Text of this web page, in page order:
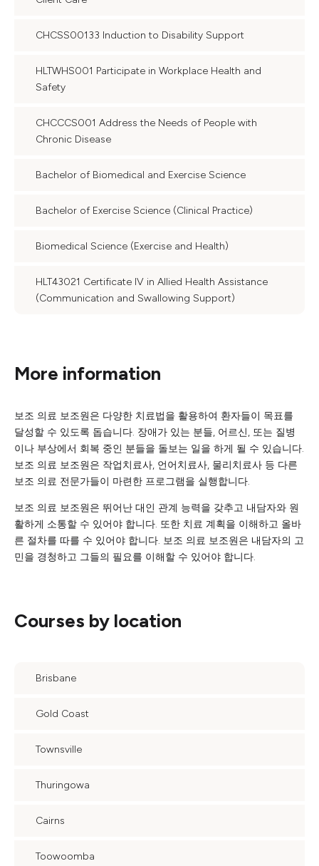
CHCSS00133 Induction to Disability Support
HLTWHS001 Participate in Workplace Health and
Safety
CHCCCS001 Address the Needs of People with
Chronic Disease
Bachelor of Biomedical and Exercise Science
Bachelor of Exercise Science (Clinical Practice)
Biomedical Science (Exercise and Health)
HLT43021 Certificate IV in Allied Health Assistance
(Communication and Swallowing Support)
More information
보조 의료 보조원은 다양한 치료법을 활용하여 환자들이 목표를
달성할 수 있도록 돕습니다. 장애가 있는 분들, 어르신, 또는 질병
이나 부상에서 회복 중인 분들을 돌보는 일을 하게 될 수 있습니다.
보조 의료 보조원은 작업치료사, 언어치료사, 물리치료사 등 다른
보조 의료 전문가들이 마련한 프로그램을 실행합니다.
보조 의료 보조원은 뛰어난 대인 관계 능력을 갖추고 내담자와 원
활하게 소통할 수 있어야 합니다. 또한 치료 계획을 이해하고 올바
른 절차를 따를 수 있어야 합니다. 보조 의료 보조원은 내담자의 고
민을 경청하고 그들의 필요를 이해할 수 있어야 합니다.
Courses by location
Brisbane
Gold Coast
Townsville
Thuringowa
Cairns
Toowoomba